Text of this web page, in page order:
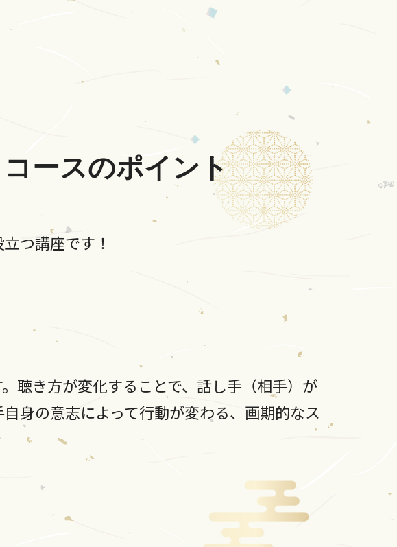
ースのポイント
つ講座です！
聴き方が変化することで、話し手（相手）が
身の意志によって行動が変わる、画期的なス